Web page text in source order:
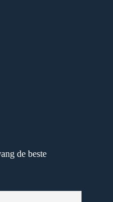
de beste